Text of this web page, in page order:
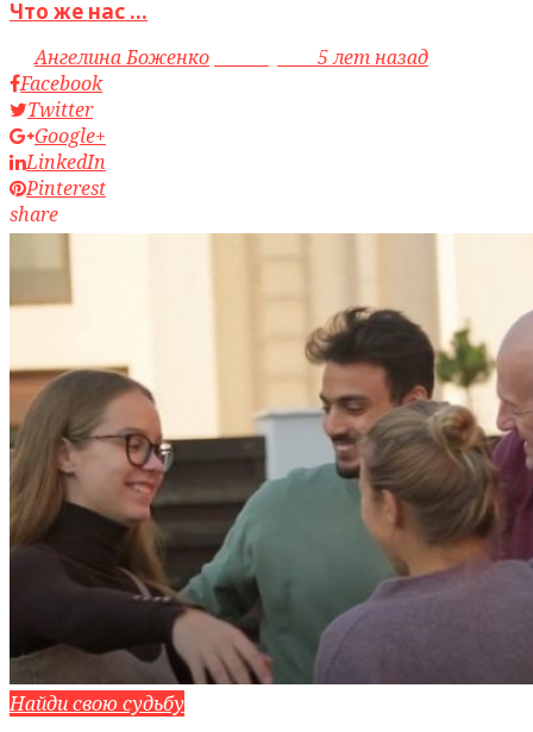
Что же нас ...
byАнгелина Боженко
5 лет назад
Facebook
Twitter
Google+
LinkedIn
Pinterest
share
Найди свою судьбу